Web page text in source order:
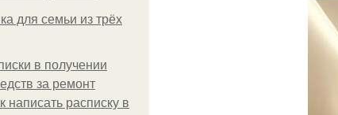
для семьи из трёх
в получении
за ремонт
написать расписку в